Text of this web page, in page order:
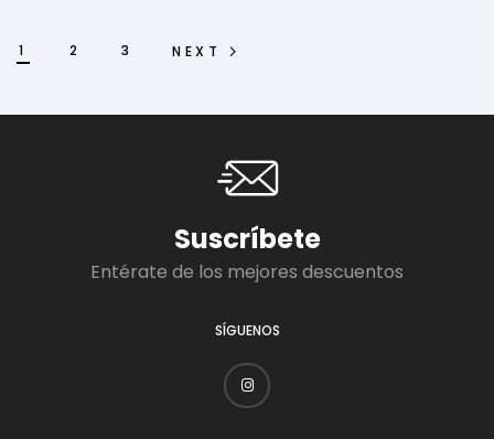
1 2 3 NEXT
Suscríbete
Entérate de los mejores descuentos
SÍGUENOS